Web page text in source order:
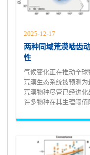
2025-12-17
两种同域荒漠啮齿
性
气候变化正在推动全
荒漠生态系统被预测为
荒漠物种尽管已经进
许多物种在其生理阈值